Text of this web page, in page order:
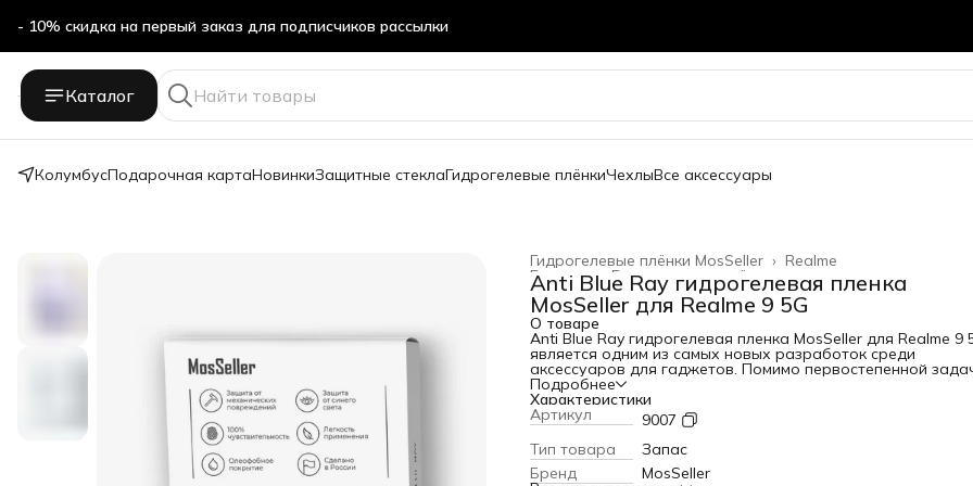
- 10% скидка на первый заказ для подписчиков рассылки
Бесплатная доставка в ПВЗ Яндекс Маркет
Каталог
КолумбусПодарочная картаНовинкиЗащитные стеклаГидрогелевые плёнкиЧехлыВсе аксессуары
Realme
Гидрогелевые плёнки MosSeller ›
Гидрогелевые плёнки ›
Главная ›
Anti Blue Ray гидрогелевая пленка
MosSeller для Realme 9 5G
О товаре
Anti Blue Ray гидрогелевая пленка MosSeller для Realme 9
является одним из самых новых разработок среди
аксессуаров для гаджетов. Помимо первостепенной
защиты экрана от сколов и царапин, гидрогелевая пленка
Blue Ray блокирует высокоэнергетический
синий свет, который вреден для глаз. Для создания этого
изделия используется качественный полимерный материал
высокой прочностью. За счет этого она защищает
появления царапин и потертостей. Среди главных
преимуществ этого материала: - устойчивость к
Подробнее
Характеристики
Артикул
9007
Тип товара
Запас
Бренд
MosSeller